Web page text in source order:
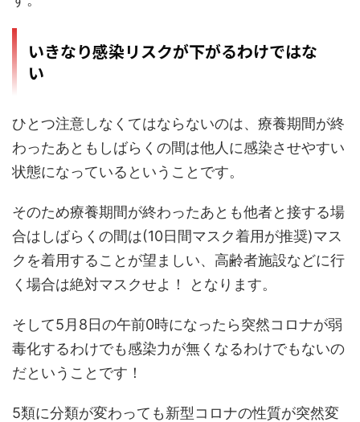
いきなり感染リスクが下がるわけではな
い
ひとつ注意しなくてはならないのは、療養期間が終
わったあともしばらくの間は他人に感染させやすい
状態になっているということです。
そのため療養期間が終わったあとも他者と接する場
合はしばらくの間は(10日間マスク着用が推奨)マス
クを着用することが望ましい、高齢者施設などに行
く場合は絶対マスクせよ！ となります。
そして5月8日の午前0時になったら突然コロナが弱
毒化するわけでも感染力が無くなるわけでもないの
だということです！
5類に分類が変わっても新型コロナの性質が突然変